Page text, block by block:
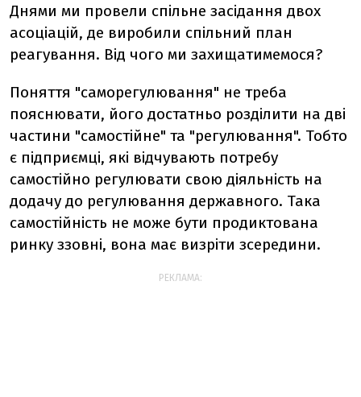
Днями ми провели спільне засідання двох
асоціацій, де виробили спільний план
реагування. Від чого ми захищатимемося?
Поняття "саморегулювання" не треба
пояснювати, його достатньо розділити на дві
частини "самостійне" та "регулювання". Тобто
є підприємці, які відчувають потребу
самостійно регулювати свою діяльність на
додачу до регулювання державного. Така
самостійність не може бути продиктована
ринку ззовні, вона має визріти зсередини.
РЕКЛАМА: